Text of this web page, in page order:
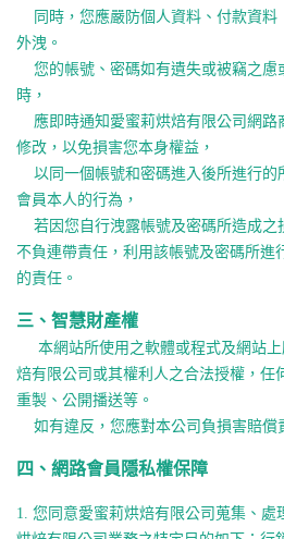
同時，您應嚴防個人資料、付款資料
外洩。
您的帳號、密碼如有遺失或被竊之慮
時，
應即時通知 愛蜜莉烘焙有限公司 網路
修改，以免損害您本身權益，
以同一個帳號和密碼進入後所進行的
會員本人的行為，
若因您自行洩露帳號及密碼所造成之
不負連帶責任，利用該帳號及密碼所進
的責任。
三、智慧財產權
本網站所使用之軟體或程式及網站上
焙有限公司 或其權利人之合法授權，任
重製、公開播送等。
如有違反，您應對本公司負損害賠償
四、網路會員隱私權保障
1. 您同意愛蜜莉烘焙有限公司 蒐集、處